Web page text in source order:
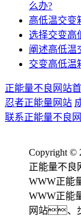
么办?
高低温交
选择交变高
阐述高低温
交变高低温
正能量不良网站
忍者正能量网站
联系正能量不良
Copyright ©
正能量不
WWW正
WWW正能
网站、